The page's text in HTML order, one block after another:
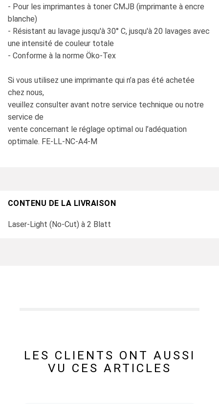
- Pour les imprimantes à toner CMJB (imprimante à encre
blanche)
- Résistant au lavage jusqu'à 30° C, jusqu'à 20 lavages avec
une intensité de couleur totale
- Conforme à la norme Öko-Tex
Si vous utilisez une imprimante qui n’a pas été achetée
chez nous,
veuillez consulter avant notre service technique ou notre
service de
vente concernant le réglage optimal ou l’adéquation
optimale. FE-LL-NC-A4-M
CONTENU DE LA LIVRAISON
Laser-Light (No-Cut) à 2 Blatt
LES CLIENTS ONT AUSSI
VU CES ARTICLES